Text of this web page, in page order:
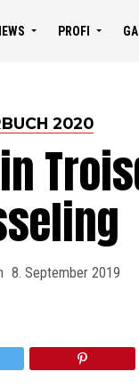
PROFI
2020
8. September 2019